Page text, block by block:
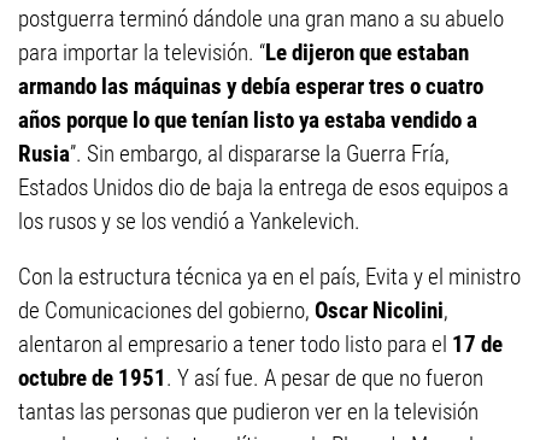
postguerra terminó dándole una gran mano a su abuelo
para importar la televisión. “Le dijeron que estaban
armando las máquinas y debía esperar tres o cuatro
años porque lo que tenían listo ya estaba vendido a
Rusia”. Sin embargo, al dispararse la Guerra Fría,
Estados Unidos dio de baja la entrega de esos equipos a
los rusos y se los vendió a Yankelevich.
Con la estructura técnica ya en el país, Evita y el ministro
de Comunicaciones del gobierno, Oscar Nicolini,
alentaron al empresario a tener todo listo para el 17 de
octubre de 1951. Y así fue. A pesar de que no fueron
tantas las personas que pudieron ver en la televisión